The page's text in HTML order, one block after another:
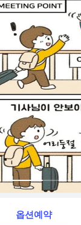
옵션예약